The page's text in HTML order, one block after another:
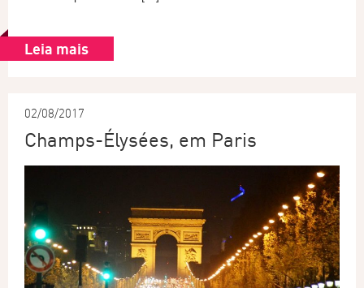
Leia mais
02/08/2017
Champs-Élysées, em Paris